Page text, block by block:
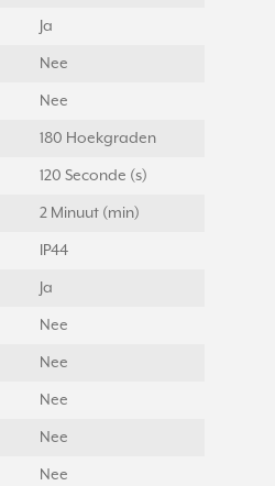
Ja
Nee
Nee
180 Hoekgraden
120 Seconde (s)
2 Minuut (min)
IP44
Ja
Nee
Nee
Nee
Nee
Nee